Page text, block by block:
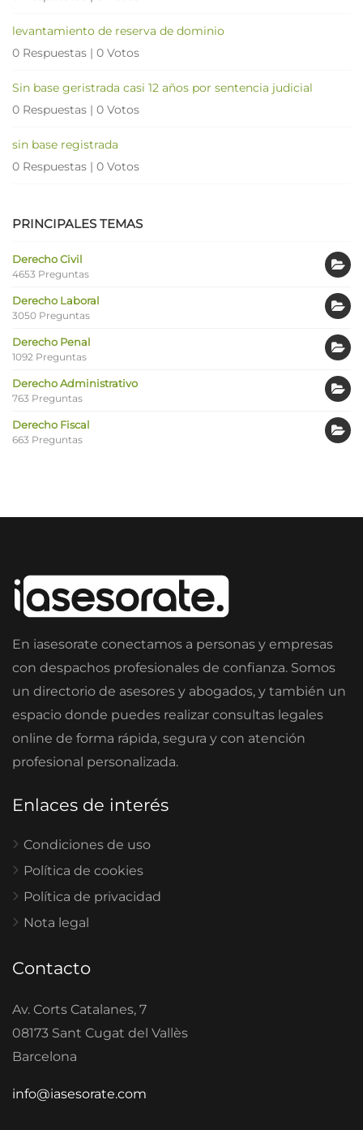
levantamiento de reserva de dominio
0 Respuestas | 0 Votos
Sin base geristrada casi 12 años por sentencia judicial
0 Respuestas | 0 Votos
sin base registrada
0 Respuestas | 0 Votos
PRINCIPALES TEMAS
Derecho Civil
4653 Preguntas
Derecho Laboral
3050 Preguntas
Derecho Penal
1092 Preguntas
Derecho Administrativo
763 Preguntas
Derecho Fiscal
663 Preguntas
En iasesorate conectamos a personas y empresas
con despachos profesionales de confianza. Somos
un directorio de asesores y abogados, y también un
espacio donde puedes realizar consultas legales
online de forma rápida, segura y con atención
profesional personalizada.
Enlaces de interés
Condiciones de uso
Política de cookies
Política de privacidad
Nota legal
Contacto
Av. Corts Catalanes, 7
08173 Sant Cugat del Vallès
Barcelona
info@iasesorate.com